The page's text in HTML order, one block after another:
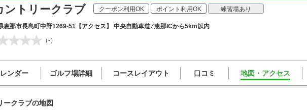
ントリークラブ クーポン利用OK ポイント利用OK 練習場あり
恵那市長島町中野1269-51 【アクセス】 中央自動車道 ⁄ 恵那ICから5km以内
（-）
ンダー ゴルフ場詳細 コースレイアウト 口コミ 地図・アクセス
ークラブの地図